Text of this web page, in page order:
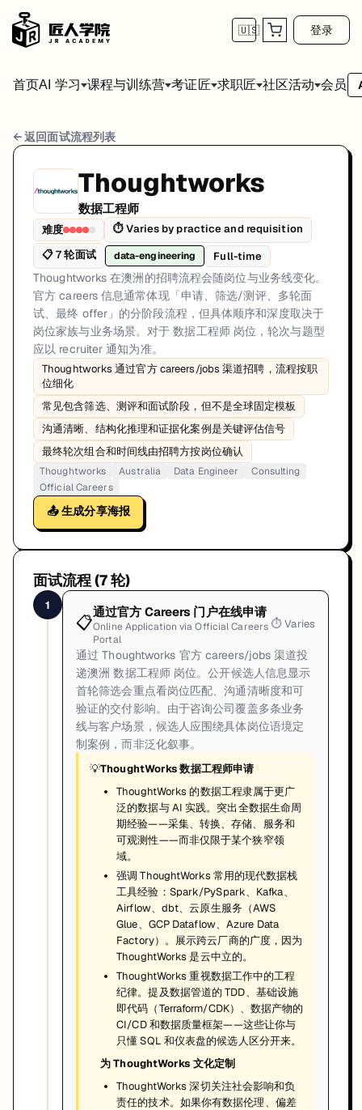
🇺🇸 登录
首页AI 学习 课程与训练营 考证匠 求职匠 社区活动 会员
Thoughtworks 数据工程师 面试流程
岗位方向: data-engineering
Thoughtworks 在澳洲的招聘流程会随岗位与业务线变化。官方
Thoughtworks的数据工程师面试共7轮，以下是每轮面试的详细流程和
第1轮 (Varies): 通过 Thoughtworks 官方 careers/jobs 渠道投
面试亮点: Thoughtworks uses official careers/jobs channels with
标签: Thoughtworks, Australia, Data Engineer, Consulting, Official
← 返回面试流程列表
Thoughtworks
数据工程师
难度 ⏱Varies by practice and requisition
📋7轮面试 data-engineering Full-time
Thoughtworks 在澳洲的招聘流程会随岗位与业务线变化。
官方 careers 信息通常体现「申请、筛选/测评、多轮面
试、最终 offer」的分阶段流程，但具体顺序和深度取决于
岗位家族与业务场景。对于 数据工程师 岗位，轮次与题型
应以 recruiter 通知为准。
Thoughtworks 通过官方 careers/jobs 渠道招聘，流程按职
位细化
常见包含筛选、测评和面试阶段，但不是全球固定模板
沟通清晰、结构化推理和证据化案例是关键评估信号
最终轮次组合和时间线由招聘方按岗位确认
Thoughtworks Australia Data Engineer
Consulting
Official Careers
📤 生成分享海报
面试流程 (7轮)
1
📋
通过官方 Careers 门户在线申请
Online Application via Official Careers
Portal
⏱Varies
通过 Thoughtworks 官方 careers/jobs 渠道投
递澳洲 数据工程师 岗位。公开候选人信息显示
首轮筛选会重点看岗位匹配、沟通清晰度和可
验证的交付影响。由于咨询公司覆盖多条业务
线与客户场景，候选人应围绕具体岗位语境定
制案例，而非泛化叙事。
💡ThoughtWorks 数据工程师申请
ThoughtWorks 的数据工程隶属于更广
泛的数据与 AI 实践。突出全数据生命周
期经验——采集、转换、存储、服务和
可观测性——而非仅限于某个狭窄领
域。
强调 ThoughtWorks 常用的现代数据栈
工具经验：Spark/PySpark、Kafka、
Airflow、dbt、云原生服务（AWS
Glue、GCP Dataflow、Azure Data
Factory）。展示跨云厂商的广度，因为
ThoughtWorks 是云中立的。
ThoughtWorks 重视数据工作中的工程
纪律。提及数据管道的 TDD、基础设施
即代码（Terraform/CDK）、数据产物的
CI/CD 和数据质量框架——这些让你与
只懂 SQL 和仪表盘的候选人区分开来。
为 ThoughtWorks 文化定制
ThoughtWorks 深切关注社会影响和负
责任的技术。如果你有数据伦理、偏差